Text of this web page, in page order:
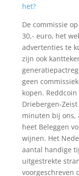
het?
De commissie
30,- euro, het
advertenties te
zijn ook
geen
kopen.
Driebergen-
minuten bij ons,
heet Beleggen
wijnen. Het
aantal handige
uitgestrekte
voorgeschreven